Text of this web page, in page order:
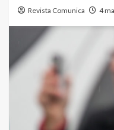
Revista Comunica 4